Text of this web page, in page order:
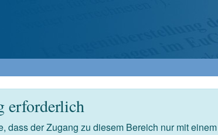
erforderlich
dass der Zugang zu diesem Bereich nur mit